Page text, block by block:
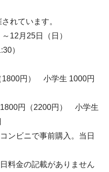
れています。
12月25日（日）
）
円） 小学生 1000円
円（2200円） 小学生
ンビニで事前購入。当日
料金の記載がありません